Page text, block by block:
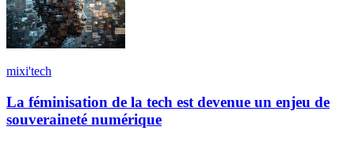
mixi'tech
La féminisation de la tech est devenue un enjeu de
souveraineté numérique